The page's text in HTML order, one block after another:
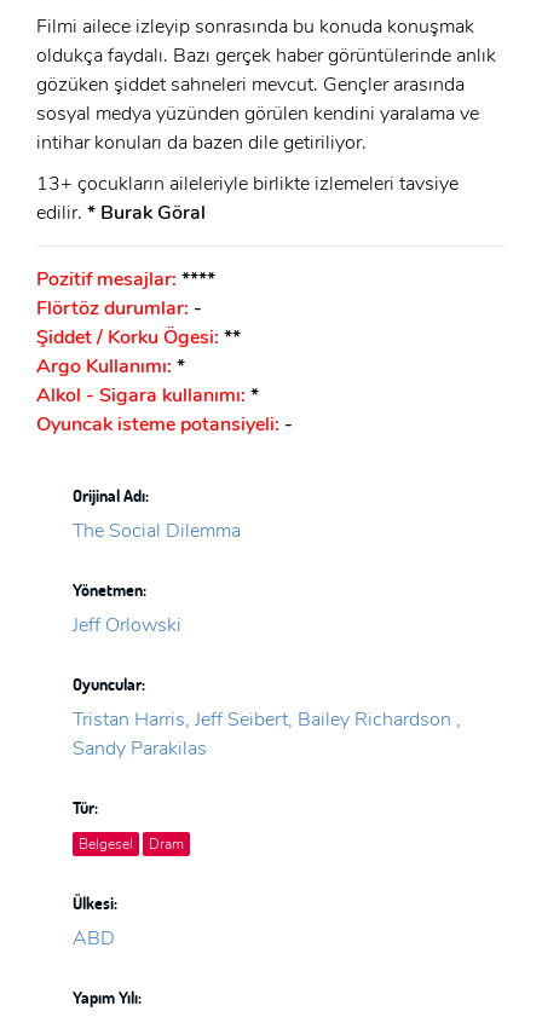
Filmi ailece izleyip sonrasında bu konuda konuşmak
oldukça faydalı. Bazı gerçek haber görüntülerinde anlık
gözüken şiddet sahneleri mevcut. Gençler arasında
sosyal medya yüzünden görülen kendini yaralama ve
intihar konuları da bazen dile getiriliyor.
13+ çocukların aileleriyle birlikte izlemeleri tavsiye
edilir. * Burak Göral
Pozitif mesajlar: ****
Flörtöz durumlar: -
Şiddet / Korku Ögesi: **
Argo Kullanımı: *
Alkol - Sigara kullanımı: *
Oyuncak isteme potansiyeli: -
Orijinal Adı:
The Social Dilemma
Yönetmen:
Jeff Orlowski
Oyuncular:
Tristan Harris, Jeff Seibert, Bailey Richardson ,
Sandy Parakilas
Tür:
Belgesel Dram
Ülkesi:
ABD
Yapım Yılı: